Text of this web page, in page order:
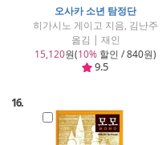
오사카 소년 탐정단
히가시노 게이고 지음, 김난주
옮김 | 재인
15,120원(10% 할인 / 840원)
9.5
16.